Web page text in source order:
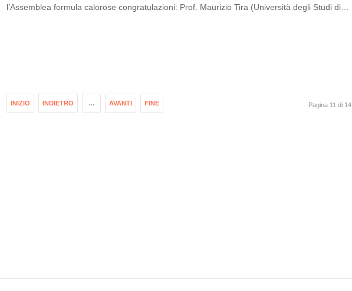
l’Assemblea formula calorose congratulazioni: Prof. Maurizio Tira (Università degli Studi di…
INIZIO INDIETRO … AVANTI FINE Pagina 11 di 14